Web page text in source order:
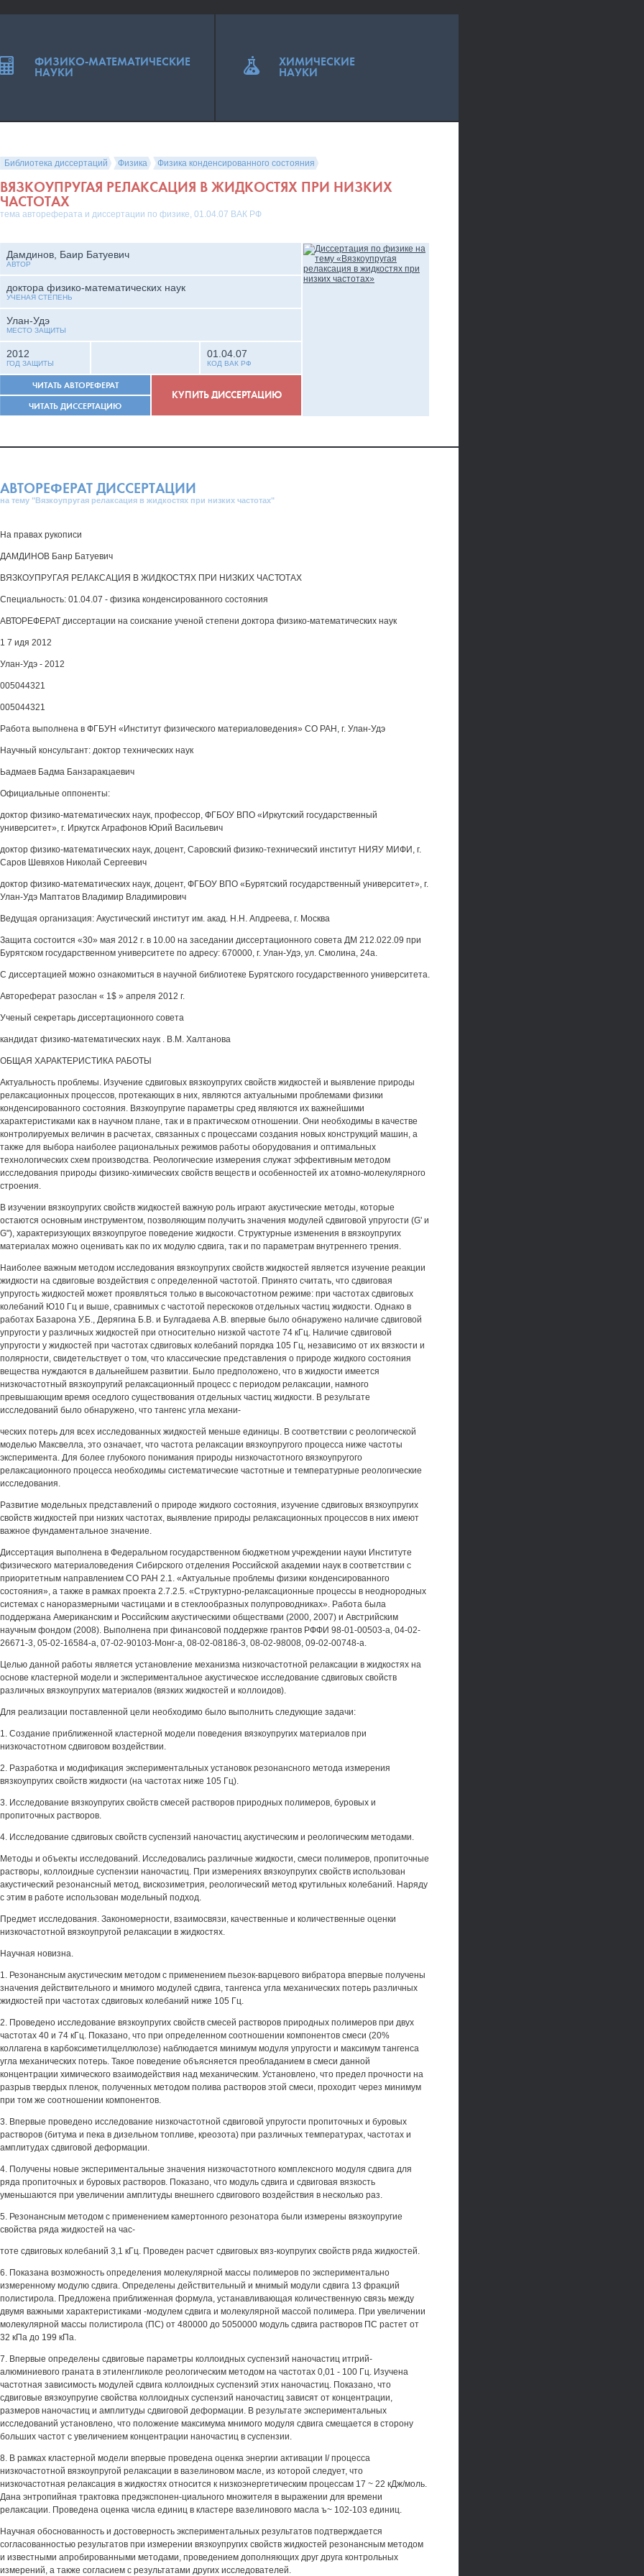
Библиотека диссертаций Физика Физика конденсированного состояния
ВЯЗКОУПРУГАЯ РЕЛАКСАЦИЯ В ЖИДКОСТЯХ ПРИ НИЗКИХ
ЧАСТОТАХ
тема автореферата и диссертации по физике, 01.04.07 ВАК РФ
Дамдинов, Баир Батуевич
АВТОР
доктора физико-математических наук
УЧЕНАЯ СТЕПЕНЬ
Улан-Удэ
МЕСТО ЗАЩИТЫ
2012
ГОД ЗАЩИТЫ
01.04.07
КОД ВАК РФ
ЧИТАТЬ АВТОРЕФЕРАТ
ЧИТАТЬ ДИССЕРТАЦИЮ
КУПИТЬ ДИССЕРТАЦИЮ
АВТОРЕФЕРАТ ДИССЕРТАЦИИ
на тему "Вязкоупругая релаксация в жидкостях при низких частотах"
На правах рукописи
ДАМДИНОВ Банр Батуевич
ВЯЗКОУПРУГАЯ РЕЛАКСАЦИЯ В ЖИДКОСТЯХ ПРИ НИЗКИХ ЧАСТОТАХ
Специальность: 01.04.07 - физика конденсированного состояния
АВТОРЕФЕРАТ диссертации на соискание ученой степени доктора физико-математических наук
1 7 идя 2012
Улан-Удэ - 2012
005044321
005044321
Работа выполнена в ФГБУН «Институт физического материаловедения» СО РАН, г. Улан-Удэ
Научный консультант: доктор технических наук
Ьадмаев Бадма Банзаракцаевич
Официальные оппоненты:
доктор физико-математических наук, профессор, ФГБОУ ВПО «Иркутский государственный
университет», г. Иркутск Аграфонов Юрий Васильевич
доктор физико-математических наук, доцент, Саровский физико-технический институт НИЯУ МИФИ, г.
Саров Шевяхов Николай Сергеевич
доктор физико-математических наук, доцент, ФГБОУ ВПО «Бурятский государственный университет», г.
Улан-Удэ Маптатов Владимир Владимирович
Ведущая организация: Акустический институт им. акад. Н.Н. Апдреева, г. Москва
Защита состоится «30» мая 2012 г. в 10.00 на заседании диссертационного совета ДМ 212.022.09 при
Бурятском государственном университете по адресу: 670000, г. Улан-Удэ, ул. Смолина, 24а.
С диссертацией можно ознакомиться в научной библиотеке Бурятского государственного университета.
Автореферат разослан « 1$ » апреля 2012 г.
Ученый секретарь диссертационного совета
кандидат физико-математических наук . В.М. Халтанова
ОБЩАЯ ХАРАКТЕРИСТИКА РАБОТЫ
Актуальность проблемы. Изучение сдвиговых вязкоупругих свойств жидкостей и выявление природы
релаксационных процессов, протекающих в них, являются актуальными проблемами физики
конденсированного состояния. Вязкоупругие параметры сред являются их важнейшими
характеристиками как в научном плане, так и в практическом отношении. Они необходимы в качестве
контролируемых величин в расчетах, связанных с процессами создания новых конструкций машин, а
также для выбора наиболее рациональных режимов работы оборудования и оптимальных
технологических схем производства. Реологические измерения служат эффективным методом
исследования природы физико-химических свойств веществ и особенностей их атомно-молекулярного
строения.
В изучении вязкоупругих свойств жидкостей важную роль играют акустические методы, которые
остаются основным инструментом, позволяющим получить значения модулей сдвиговой упругости (G' и
G"), характеризующих вязкоупругое поведение жидкости. Структурные изменения в вязкоупругих
материалах можно оценивать как по их модулю сдвига, так и по параметрам внутреннего трения.
Наиболее важным методом исследования вязкоупругих свойств жидкостей является изучение реакции
жидкости на сдвиговые воздействия с определенной частотой. Принято считать, что сдвиговая
упругость жидкостей может проявляться только в высокочастотном режиме: при частотах сдвиговых
колебаний Ю10 Гц и выше, сравнимых с частотой перескоков отдельных частиц жидкости. Однако в
работах Базарона У.Б., Дерягина Б.В. и Булгадаева A.B. впервые было обнаружено наличие сдвиговой
упругости у различных жидкостей при относительно низкой частоте 74 кГц. Наличие сдвиговой
упругости у жидкостей при частотах сдвиговых колебаний порядка 105 Гц, независимо от их вязкости и
полярности, свидетельствует о том, что классические представления о природе жидкого состояния
вещества нуждаются в дальнейшем развитии. Было предположено, что в жидкости имеется
низкочастотный вязкоупругий релаксационный процесс с периодом релаксации, намного
превышающим время оседлого существования отдельных частиц жидкости. В результате
исследований было обнаружено, что тангенс угла механи-
ческих потерь для всех исследованных жидкостей меньше единицы. В соответствии с реологической
моделью Максвелла, это означает, что частота релаксации вязкоупругого процесса ниже частоты
эксперимента. Для более глубокого понимания природы низкочастотного вязкоупругого
релаксационного процесса необходимы систематические частотные и температурные реологические
исследования.
Развитие модельных представлений о природе жидкого состояния, изучение сдвиговых вязкоупругих
свойств жидкостей при низких частотах, выявление природы релаксационных процессов в них имеют
важное фундаментальное значение.
Диссертация выполнена в Федеральном государственном бюджетном учреждении науки Институте
физического материаловедения Сибирского отделения Российской академии наук в соответствии с
приоритетным направлением СО РАН 2.1. «Актуальные проблемы физики конденсированного
состояния», а также в рамках проекта 2.7.2.5. «Структурно-релаксационные процессы в неоднородных
системах с наноразмерными частицами и в стеклообразных полупроводниках». Работа была
поддержана Американским и Российским акустическими обществами (2000, 2007) и Австрийским
научным фондом (2008). Выполнена при финансовой поддержке грантов РФФИ 98-01-00503-а, 04-02-
26671-3, 05-02-16584-а, 07-02-90103-Монг-а, 08-02-08186-3, 08-02-98008, 09-02-00748-а.
Целью данной работы является установление механизма низкочастотной релаксации в жидкостях на
основе кластерной модели и экспериментальное акустическое исследование сдвиговых свойств
различных вязкоупругих материалов (вязких жидкостей и коллоидов).
Для реализации поставленной цели необходимо было выполнить следующие задачи:
1. Создание приближенной кластерной модели поведения вязкоупругих материалов при
низкочастотном сдвиговом воздействии.
2. Разработка и модификация экспериментальных установок резонансного метода измерения
вязкоупругих свойств жидкости (на частотах ниже 105 Гц).
3. Исследование вязкоупругих свойств смесей растворов природных полимеров, буровых и
пропиточных растворов.
4. Исследование сдвиговых свойств суспензий наночастиц акустическим и реологическим методами.
Методы и объекты исследований. Исследовались различные жидкости, смеси полимеров, пропиточные
растворы, коллоидные суспензии наночастиц. При измерениях вязкоупругих свойств использован
акустический резонансный метод, вискозиметрия, реологический метод крутильных колебаний. Наряду
с этим в работе использован модельный подход.
Предмет исследования. Закономерности, взаимосвязи, качественные и количественные оценки
низкочастотной вязкоупругой релаксации в жидкостях.
Научная новизна.
1. Резонансным акустическим методом с применением пьезок-варцевого вибратора впервые получены
значения действительного и мнимого модулей сдвига, тангенса угла механических потерь различных
жидкостей при частотах сдвиговых колебаний ниже 105 Гц.
2. Проведено исследование вязкоупругих свойств смесей растворов природных полимеров при двух
частотах 40 и 74 кГц. Показано, что при определенном соотношении компонентов смеси (20%
коллагена в карбоксиметилцеллюлозе) наблюдается минимум модуля упругости и максимум тангенса
угла механических потерь. Такое поведение объясняется преобладанием в смеси данной
концентрации химического взаимодействия над механическим. Установлено, что предел прочности на
разрыв твердых пленок, полученных методом полива растворов этой смеси, проходит через минимум
при том же соотношении компонентов.
3. Впервые проведено исследование низкочастотной сдвиговой упругости пропиточных и буровых
растворов (битума и пека в дизельном топливе, креозота) при различных температурах, частотах и
амплитудах сдвиговой деформации.
4. Получены новые экспериментальные значения низкочастотного комплексного модуля сдвига для
ряда пропиточных и буровых растворов. Показано, что модуль сдвига и сдвиговая вязкость
уменьшаются при увеличении амплитуды внешнего сдвигового воздействия в несколько раз.
5. Резонансным методом с применением камертонного резонатора были измерены вязкоупругие
свойства ряда жидкостей на час-
тоте сдвиговых колебаний 3,1 кГц. Проведен расчет сдвиговых вяз-коупругих свойств ряда жидкостей.
6. Показана возможность определения молекулярной массы полимеров по экспериментально
измеренному модулю сдвига. Определены действительный и мнимый модули сдвига 13 фракций
полистирола. Предложена приближенная формула, устанавливающая количественную связь между
двумя важными характеристиками -модулем сдвига и молекулярной массой полимера. При увеличении
молекулярной массы полистирола (ПС) от 480000 до 5050000 модуль сдвига растворов ПС растет от
32 кПа до 199 кПа.
7. Впервые определены сдвиговые параметры коллоидных суспензий наночастиц итгрий-
алюминиевого граната в этиленгликоле реологическим методом на частотах 0,01 - 100 Гц. Изучена
частотная зависимость модулей сдвига коллоидных суспензий этих наночастиц. Показано, что
сдвиговые вязкоупругие свойства коллоидных суспензий наночастиц зависят от концентрации,
размеров наночастиц и амплитуды сдвиговой деформации. В результате экспериментальных
исследований установлено, что положение максимума мнимого модуля сдвига смещается в сторону
больших частот с увеличением концентрации наночастиц в суспензии.
8. В рамках кластерной модели впервые проведена оценка энергии активации I/ процесса
низкочастотной вязкоупругой релаксации в вазелиновом масле, из которой следует, что
низкочастотная релаксация в жидкостях относится к низкоэнергетическим процессам 17 ~ 22 кДж/моль.
Дана энтропийная трактовка предэкспонен-циального множителя в выражении для времени
релаксации. Проведена оценка числа единиц в кластере вазелинового масла ъ~ 102-103 единиц.
Научная обоснованность и достоверность экспериментальных результатов подтверждается
согласованностью результатов при измерении вязкоупругих свойств жидкостей резонансным методом
и известными апробированными методами, проведением дополняющих друг друга контрольных
измерений, а также согласием с результатами других исследователей.
ФИЗИКО-МАТЕМАТИЧЕСКИЕ
НАУКИ
ХИМИЧЕСКИЕ
НАУКИ